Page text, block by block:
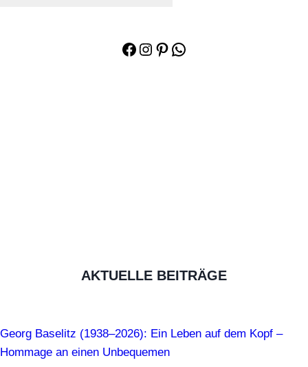
Facebook
Instagram
Pinterest
WhatsApp
AKTUELLE BEITRÄGE
Georg Baselitz (1938–2026): Ein Leben auf dem Kopf –
Hommage an einen Unbequemen